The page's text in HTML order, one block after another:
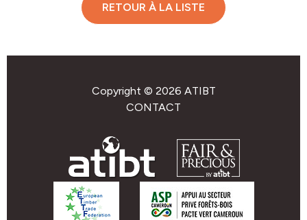
RETOUR À LA LISTE
Copyright © 2026 ATIBT
CONTACT